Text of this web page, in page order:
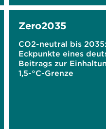
Zero2035
CO2-neutral bis 2035:
Eckpunkte eines
Beitrags zur
1,5-°C-Grenze